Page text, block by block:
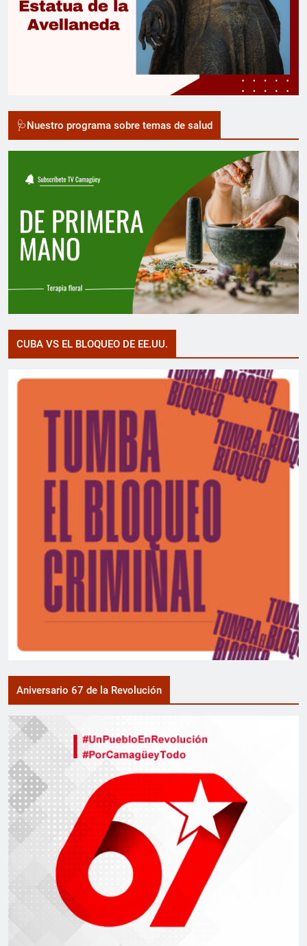
🩺Nuestro programa sobre temas de salud
CUBA VS EL BLOQUEO DE EE.UU.
Aniversario 67 de la Revolución